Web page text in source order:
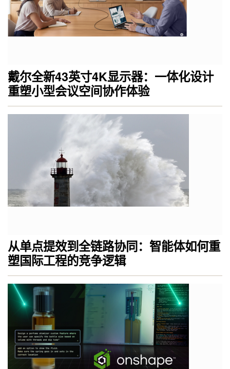
戴尔全新43英寸4K显示器：一体化设计
重塑小型会议空间协作体验
从单点提效到全链路协同：智能体如何重
塑国际工程的竞争逻辑